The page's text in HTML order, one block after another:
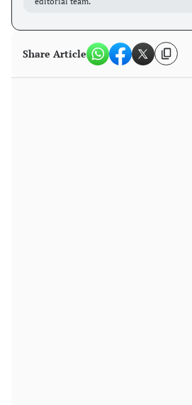
Share Article